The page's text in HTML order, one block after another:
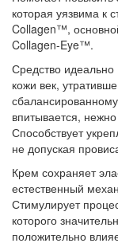
которая уязвима к
Collagen™,
Collagen-Eye™.
Средство
кожи век,
впитывается,
Способствует
не допуская
Крем сохраняет
естественный
Стимулирует
которого
положительно